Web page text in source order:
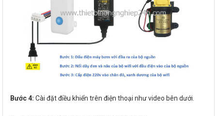
Bước 4: Cài đặt điều khiển trên điện thoại như video bên dưới.